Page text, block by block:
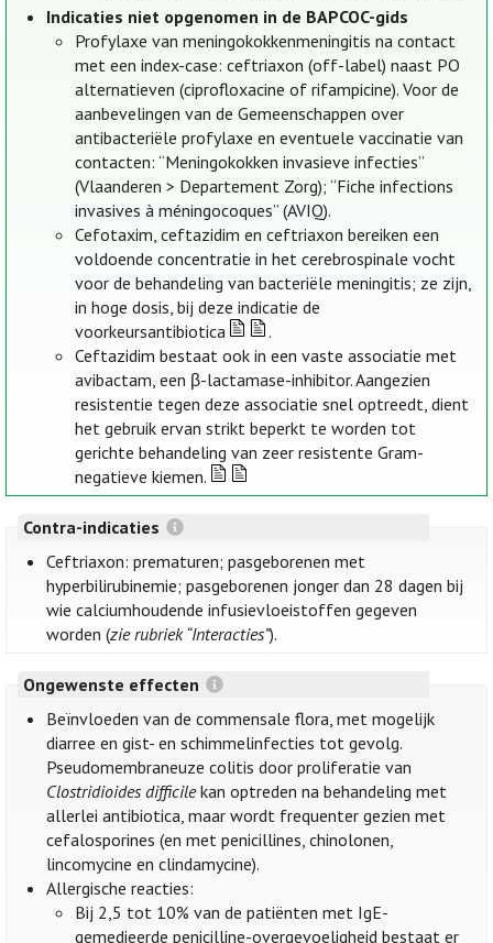
Indicaties niet opgenomen in de BAPCOC-gids
Profylaxe van meningokokkenmeningitis na contact
met een index-case: ceftriaxon (off-label) naast PO
alternatieven (ciprofloxacine of rifampicine). Voor de
aanbevelingen van de Gemeenschappen over
antibacteriële profylaxe en eventuele vaccinatie van
contacten: “Meningokokken invasieve infecties”
(Vlaanderen > Departement Zorg); “Fiche infections
invasives à méningocoques” (AVIQ).
Cefotaxim, ceftazidim en ceftriaxon bereiken een
voldoende concentratie in het cerebrospinale vocht
voor de behandeling van bacteriële meningitis; ze zijn,
in hoge dosis, bij deze indicatie de
voorkeursantibiotica
.
Ceftazidim bestaat ook in een vaste associatie met
avibactam, een β-lactamase-inhibitor. Aangezien
resistentie tegen deze associatie snel optreedt, dient
het gebruik ervan strikt beperkt te worden tot
gerichte behandeling van zeer resistente Gram-
negatieve kiemen.
Contra-indicaties
Ceftriaxon: prematuren; pasgeborenen met
hyperbilirubinemie; pasgeborenen jonger dan 28 dagen bij
wie calciumhoudende infusievloeistoffen gegeven
worden (zie rubriek “Interacties”).
Ongewenste effecten
Beïnvloeden van de commensale flora, met mogelijk
diarree en gist- en schimmelinfecties tot gevolg.
Pseudomembraneuze colitis door proliferatie van
Clostridioides difficilekan optreden na behandeling met
allerlei antibiotica, maar wordt frequenter gezien met
cefalosporines (en met penicillines, chinolonen,
lincomycine en clindamycine).
Allergische reacties:
Bij 2,5 tot 10% van de patiënten met IgE-
gemedieerde penicilline-overgevoeligheid bestaat er